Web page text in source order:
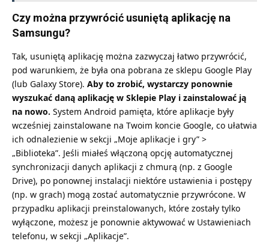
Czy można przywrócić usuniętą aplikację na
Samsungu?
Tak, usuniętą aplikację można zazwyczaj łatwo przywrócić,
pod warunkiem, że była ona pobrana ze sklepu Google Play
(lub Galaxy Store). Aby to zrobić, wystarczy ponownie
wyszukać daną aplikację w Sklepie Play i zainstalować ją
na nowo. System Android pamięta, które aplikacje były
wcześniej zainstalowane na Twoim koncie Google, co ułatwia
ich odnalezienie w sekcji „Moje aplikacje i gry” >
„Biblioteka”. Jeśli miałeś włączoną opcję automatycznej
synchronizacji danych aplikacji z chmurą (np. z Google
Drive), po ponownej instalacji niektóre ustawienia i postępy
(np. w grach) mogą zostać automatycznie przywrócone. W
przypadku aplikacji preinstalowanych, które zostały tylko
wyłączone, możesz je ponownie aktywować w Ustawieniach
telefonu, w sekcji „Aplikacje”.